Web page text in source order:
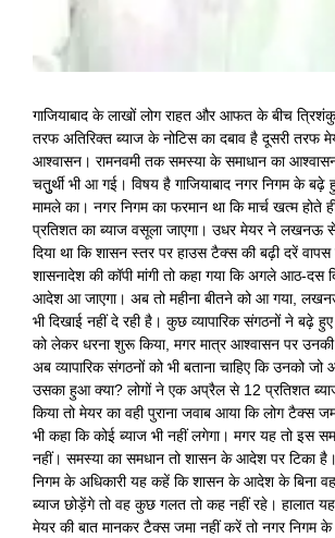
गाजियाबाद के लाखों लोग राहत और आफत के बीच
तरफ अतिरिक्त ब्याज के नोटिस का दबाव है दूसरी तरफ
आश्वासन। रामनवमी तक समस्या के समाधान का
चतुुर्थी भी आ गई। विषय है गाजियाबाद नगर निगम के
मामले का। नगर निगम का फरमान था कि मार्च खत्म होते
प्रतिशत का ब्याज वसूला जाएगा। उधर मेयर ने लखनऊ से
दिया था कि शासन स्तर पर हाउस टैक्स की बढ़ी दरें
शासनादेश की कॉपी मांगी तो कहा गया कि अगले आठ-
आदेश आ जाएगा। अब तो महीना बीतने को आ गया,
भी दिखाई नहीं दे रही है। कुछ व्यापारिक संगठनों ने बढ़े
को लेकर धरना शुरू किया, मगर मात्र आश्वासन पर
अब व्यापारिक संगठनों को भी बताना चाहिए कि उनको जो
उसका हुआ क्या? लोगों ने एक अप्रैल से 12 प्रतिशत
किया तो मेयर का वही पुराना जवाब आया कि लोग टैक्स
भी कहा कि कोई ब्याज भी नहीं लगेगा। मगर यह तो इस
नहीं। समस्या का समधान तो शासन के आदेश पर टिका
निगम के अधिकारी यह कहें कि शासन के आदेश के बिना
ब्याज छोड़ेंगे तो वह कुछ गलत तो कह नहीं रहे। हालात
मेयर की बात मानकर टैक्स जमा नहीं करें तो नगर निगम